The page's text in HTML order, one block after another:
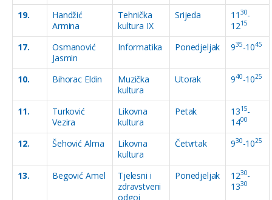
19.
Handžić
Armina
Tehnička
kultura IX
Srijeda 11 30-
1215
17.
Osmanović
Jasmin
Informatika Ponedjeljak 935-1045
10. Bihorac Eldin
Muzička
kultura
Utorak 940-1025
11.
Turković
Vezira
Likovna
kultura
Petak 1315-
1400
12. Šehović Alma
Likovna
kultura
Četvrtak 930-1025
13. Begović Amel
Tjelesni i
zdravstveni
odgoj
Ponedjeljak 1230-
1330